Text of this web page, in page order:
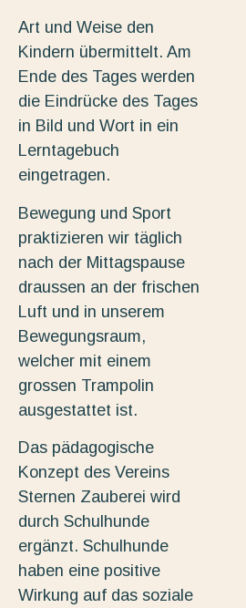
Art und Weise den
Kindern übermittelt. Am
Ende des Tages werden
die Eindrücke des Tages
in Bild und Wort in ein
Lerntagebuch
eingetragen.
Bewegung und Sport
praktizieren wir täglich
nach der Mittagspause
draussen an der frischen
Luft und in unserem
Bewegungsraum,
welcher mit einem
grossen Trampolin
ausgestattet ist.
Das pädagogische
Konzept des Vereins
Sternen Zauberei wird
durch Schulhunde
ergänzt. Schulhunde
haben eine positive
Wirkung auf das soziale